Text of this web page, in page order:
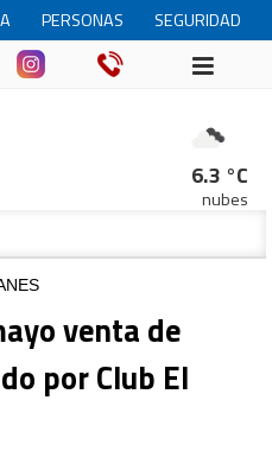
PERSONAS
MAYORES
SEGURIDAD
6.3 °C
nubes
venta de
por Club El